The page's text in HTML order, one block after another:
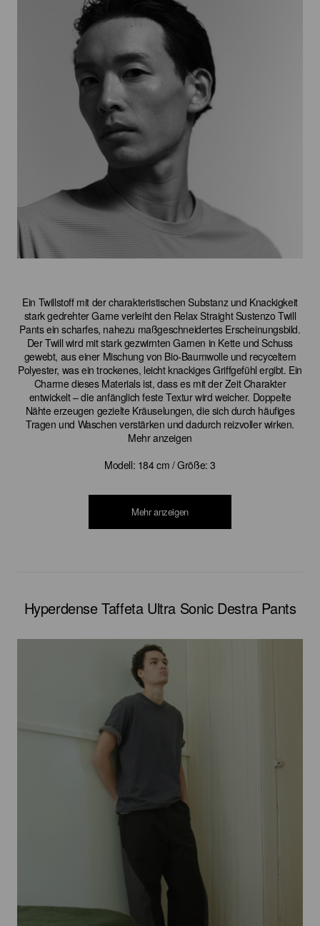
Ein Twillstoff mit der charakteristischen Substanz und Knackigkeit
stark gedrehter Garne verleiht den Relax Straight Sustenzo Twill
Pants ein scharfes, nahezu maßgeschneidertes Erscheinungsbild.
Der Twill wird mit stark gezwirnten Garnen in Kette und Schuss
gewebt, aus einer Mischung von Bio-Baumwolle und recyceltem
Polyester, was ein trockenes, leicht knackiges Griffgefühl ergibt. Ein
Charme dieses Materials ist, dass es mit der Zeit Charakter
entwickelt – die anfänglich feste Textur wird weicher. Doppelte
Nähte erzeugen gezielte Kräuselungen, die sich durch häufiges
Tragen und Waschen verstärken und dadurch reizvoller wirken.
Mehr anzeigen
Modell: 184 cm / Größe: 3
Mehr anzeigen
Hyperdense Taffeta Ultra Sonic Destra Pants